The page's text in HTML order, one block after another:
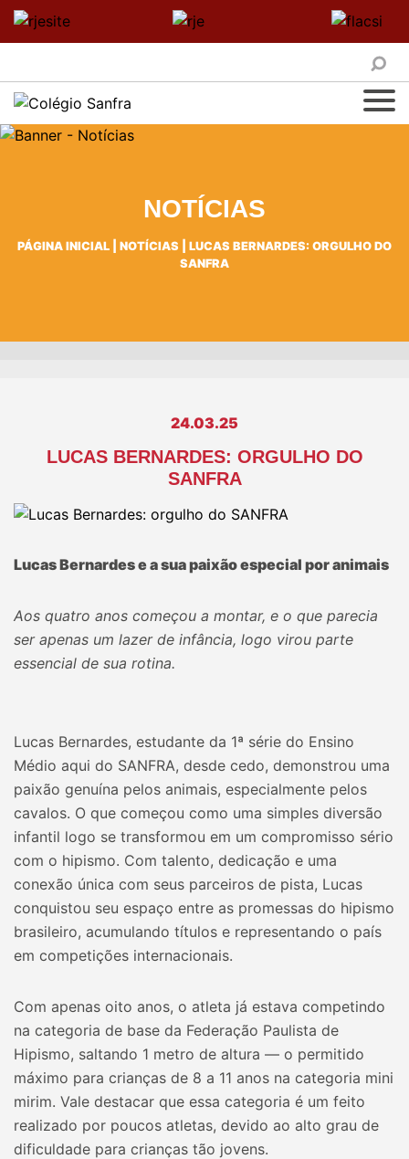
NOTÍCIAS
PÁGINA INICIAL NOTÍCIAS
LUCAS BERNARDES: ORGULHO DO
SANFRA
24.03.25
LUCAS BERNARDES: ORGULHO DO
SANFRA
Lucas Bernardes e a sua paixão especial por animais
Aos quatro anos começou a montar, e o que parecia
ser apenas um lazer de infância, logo virou parte
essencial de sua rotina.
Lucas Bernardes, estudante da 1ª série do Ensino
Médio aqui do SANFRA, desde cedo, demonstrou uma
paixão genuína pelos animais, especialmente pelos
cavalos. O que começou como uma simples diversão
infantil logo se transformou em um compromisso sério
com o hipismo. Com talento, dedicação e uma
conexão única com seus parceiros de pista, Lucas
conquistou seu espaço entre as promessas do hipismo
brasileiro, acumulando títulos e representando o país
em competições internacionais.
Com apenas oito anos, o atleta já estava competindo
na categoria de base da Federação Paulista de
Hipismo, saltando 1 metro de altura — o permitido
máximo para crianças de 8 a 11 anos na categoria mini
mirim. Vale destacar que essa categoria é um feito
realizado por poucos atletas, devido ao alto grau de
dificuldade para crianças tão jovens.